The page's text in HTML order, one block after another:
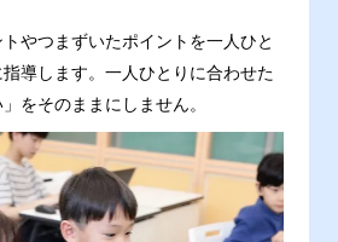
やつまずいたポイントを一人ひと
導します。一人ひとりに合わせた
をそのままにしません。